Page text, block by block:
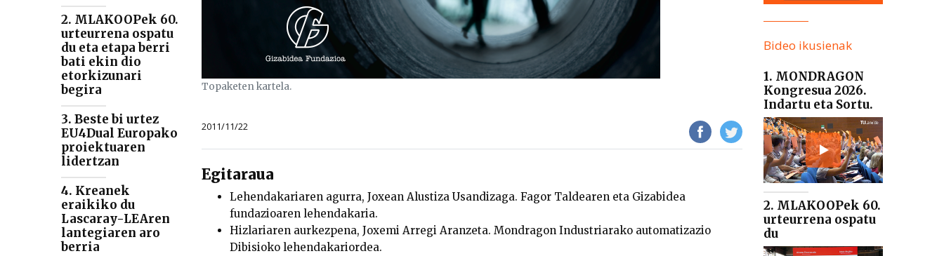
2. MLAKOOPek 60.
urteurrena ospatu
du eta etapa berri
bati ekin dio
etorkizunari
begira
3. Beste bi urtez
EU4Dual Europako
proiektuaren
lidertzan
4. Kreanek
eraikiko du
Lascaray-LEAren
lantegiaren aro
berria
Topaketen kartela.
2011/11/22
Egitaraua
Lehendakariaren agurra, Joxean Alustiza Usandizaga. Fagor Taldearen eta Gizabidea
fundazioaren lehendakaria.
Hizlariaren aurkezpena, Joxemi Arregi Aranzeta. Mondragon Industriarako automatizazio
Dibisioko lehendakariordea.
Bideo ikusienak
1. MONDRAGON
Kongresua 2026.
Indartu eta Sortu.
2. MLAKOOPek 60.
urteurrena ospatu
du